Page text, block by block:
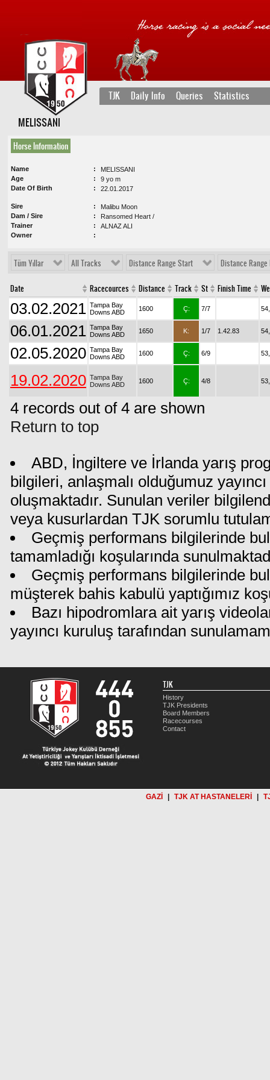
TJK Daily Info Queries Statistics
MELISSANI
Horse Information
Name
MELISSANI
Age
9 yo m
Date Of Birth
22.01.2017
Sire
Malibu Moon
Dam / Sire
Ransomed Heart /
Trainer
ALNAZ ALI
Owner
Tüm Yıllar All Tracks Distance Range Start Distance Range
Date Racecources Distance Track St Finish Time
03.02.2021 Tampa Bay
Downs ABD
1600 Ç: 7/7
06.01.2021 Tampa Bay
Downs ABD
1650 K: 1/7 1.42.83
02.05.2020 Tampa Bay
Downs ABD
1600 Ç: 6/9
19.02.2020 Tampa Bay
Downs ABD
1600 Ç: 4/8
4 records out of 4 are shown
Return to top
ABD, İngiltere ve İrlanda yarış
bilgileri, anlaşmalı olduğumuz
oluşmaktadır. Sunulan veriler
veya kusurlardan TJK sorumlu
Geçmiş performans bilgilerinde
tamamladığı koşularında
Geçmiş performans bilgilerinde
müşterek bahis kabulü yaptığımız
Bazı hipodromlara ait yarış
yayıncı kuruluş tarafından
TJK
History
TJK Presidents
Board Members
Racecourses
Contact
GAZİ TJK AT HASTANELERİ